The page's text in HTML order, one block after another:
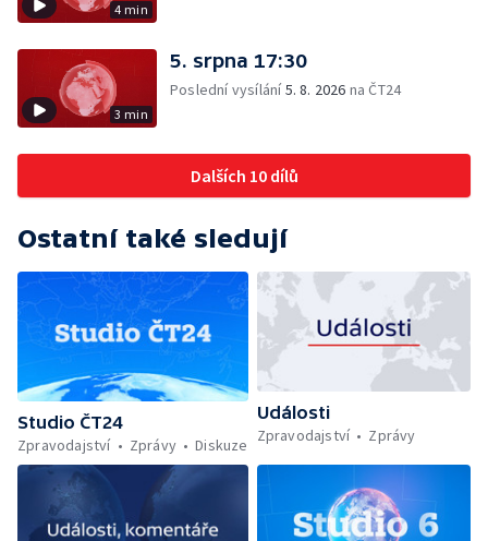
4 min
3 min
5. srpna 17:30
Poslední vysílání5. 8. 2026 na ČT24
Dalších 10 dílů
Ostatní také sledují
Studio ČT24
Zpravodajství
Zprávy Diskuze
Události
Zpravodajství
Zprávy